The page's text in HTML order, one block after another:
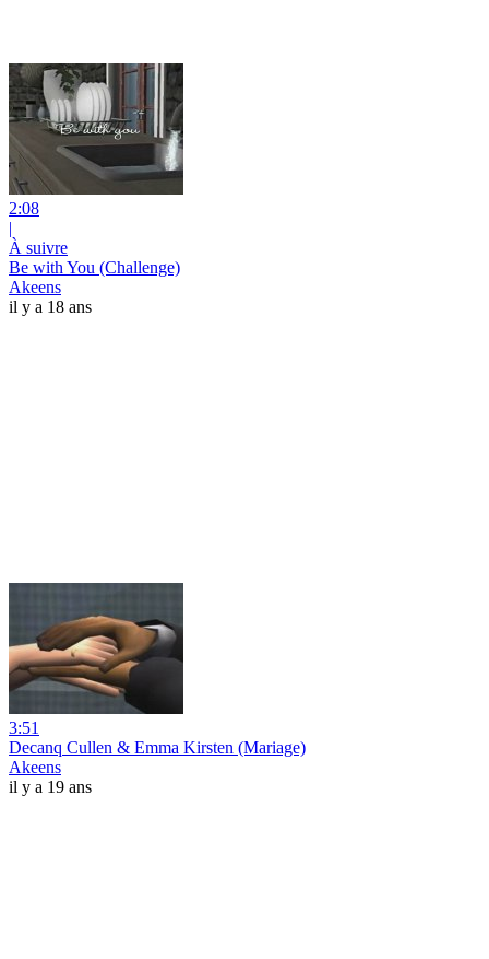
2:08
|
À suivre
Be with You (Challenge)
Akeens
il y a 18 ans
3:51
Decanq Cullen & Emma Kirsten (Mariage)
Akeens
il y a 19 ans